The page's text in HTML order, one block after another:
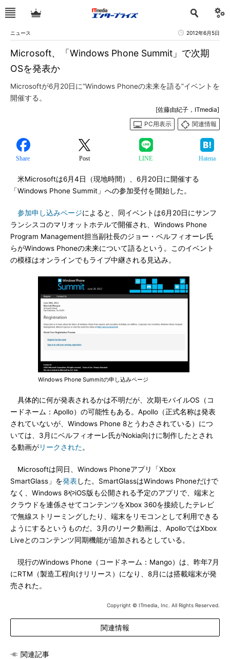
ニュース 2012年6月5日
Microsoft、「Windows Phone Summit」で次期
OSを発表か
Microsoftが6月20日に“Windows Phoneの未来を語る”イベントを
開催する。
[佐藤由紀子，ITmedia]
PC用表示
関連情報
Share Post LINE Hatena
米Microsoftは6月4日（現地時間）、6月20日に開催する
「Windows Phone Summit」への参加受付を開始した。
参加申し込みページによると、同イベントは6月20日にサンフ
ランシスコのマリオットホテルで開催され、Windows Phone
Program Management担当副社長のジョー・ベルフィオーレ氏
らがWindows Phoneの未来について語るという。このイベント
の模様はオンラインでもライブ中継される見込み。
Windows Phone Summitの申し込みページ
具体的に何が発表されるかは不明だが、次期モバイルOS（コ
ードネーム：Apollo）の可能性もある。Apollo（正式名称は発表
されていないが、Windows Phone 8とうわさされている）につ
いては、3月にベルフィオーレ氏がNokia向けに制作したとされ
る動画がリークされた。
Microsoftは同日、Windows Phoneアプリ「Xbox
SmartGlass」を発表した。SmartGlassはWindows Phoneだけで
なく、Windows 8やiOS版も公開される予定のアプリで、端末と
クラウドを連係させてコンテンツをXbox 360を接続したテレビ
で無線ストリーミングしたり、端末をリモコンとして利用できる
ようにするというものだ。3月のリーク動画は、ApolloではXbox
Liveとのコンテンツ同期機能が追加されるとしている。
現行のWindows Phone（コードネーム：Mango）は、昨年7月
にRTM（製造工程向けリリース）になり、8月には搭載端末が発
売された。
Copyright © ITmedia, Inc. All Rights Reserved.
関連情報
関連記事